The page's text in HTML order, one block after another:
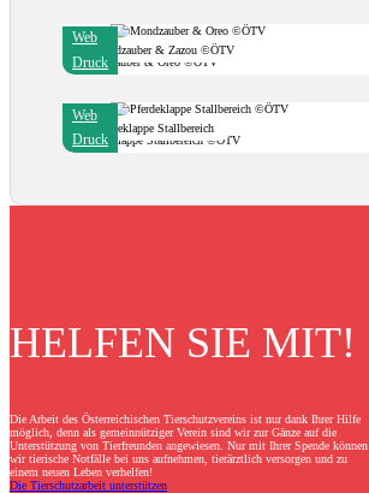
Mondzauber & Zazou ©ÖTV
Web
Druck
Pferdeklappe Stallbereich
Web
Druck
HELFEN SIE MIT!
Die Arbeit des Österreichischen Tierschutzvereins ist nur dank Ihrer Hilfe
möglich, denn als gemeinnütziger Verein sind wir zur Gänze auf die
Unterstützung von Tierfreunden angewiesen. Nur mit Ihrer Spende können
wir tierische Notfälle bei uns aufnehmen, tierärztlich versorgen und zu
einem neuen Leben verhelfen!
Die Tierschutzarbeit unterstützen